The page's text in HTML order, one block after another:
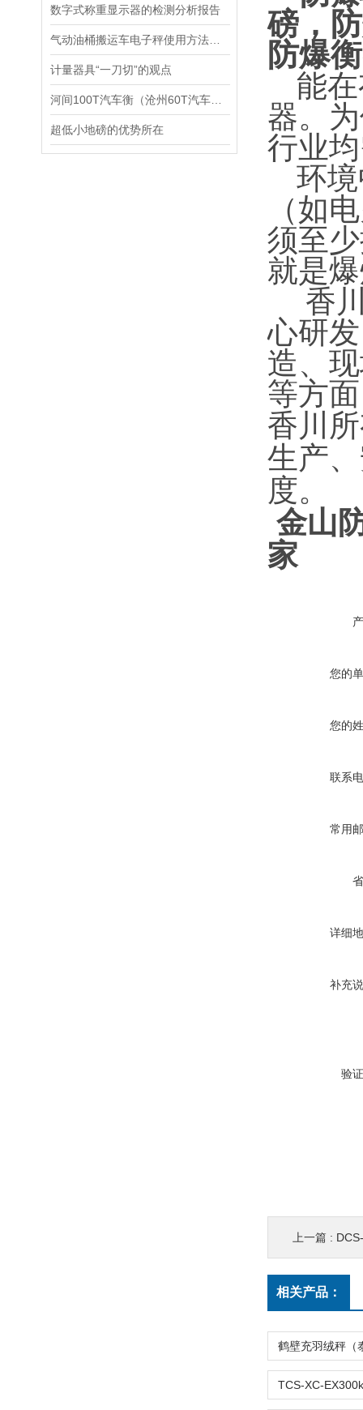
数字式称重显示器的检测分析报告
计量器具“一刀切”的观点
超低小地磅的优势所在
磅，
防爆
能
器。
行业
环
（如
须至
就是
香
心研
造、
等方
香川
生产
度。
金山
家
您的
您的
联系
常用
详细
补充
验
上一篇 :
相关产品：